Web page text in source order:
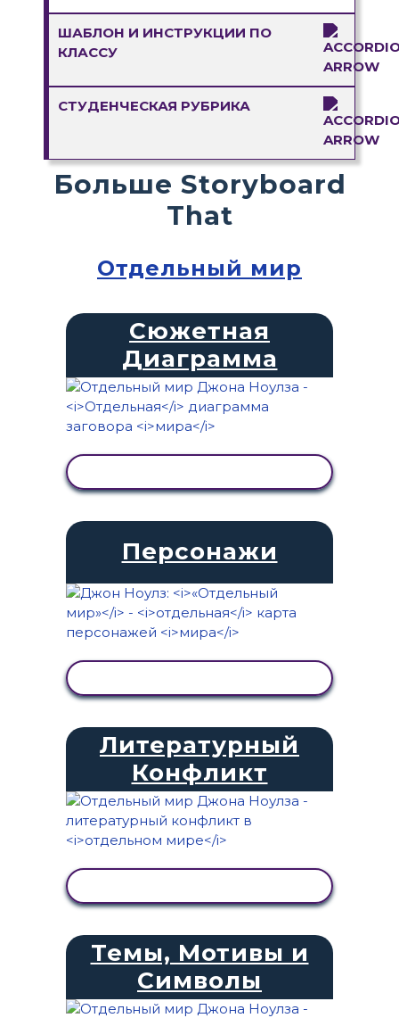
ШАБЛОН И ИНСТРУКЦИИ ПО
КЛАССУ
СТУДЕНЧЕСКАЯ РУБРИКА
Больше Storyboard
That
Отдельный мир
Сюжетная
Диаграмма
Персонажи
Литературный
Конфликт
Темы, Мотивы и
Символы